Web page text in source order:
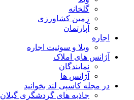
گلخانه
زمین کشاورزی
آپارتمان
اجاره
ویلا و سوئیت اجاره
آژانس های املاک
نمایندگان
آژانس ها
در مجله کاسپی لند بخوانید
جاذبه های گردشگری گیلان